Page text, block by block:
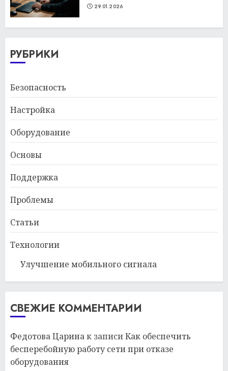
29.01.2026
РУБРИКИ
Безопасность
Настройка
Оборудование
Основы
Поддержка
Проблемы
Статьи
Технологии
Улучшение мобильного сигнала
СВЕЖИЕ КОММЕНТАРИИ
Федотова Царинак записиКак обеспечить
бесперебойную работу сети при отказе
оборудования